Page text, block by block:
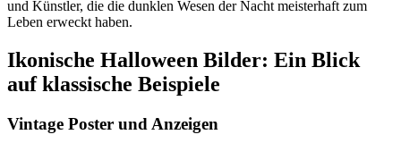
und Künstler, die die dunklen Wesen der Nacht meisterhaft zum
Leben erweckt haben.
Ikonische Halloween Bilder: Ein Blick
auf klassische Beispiele
Vintage Poster und Anzeigen